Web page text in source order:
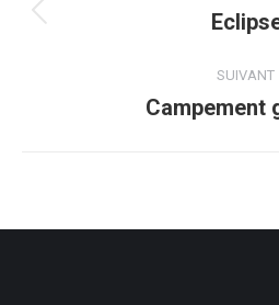
de
commentaireSUIVANT
Campement